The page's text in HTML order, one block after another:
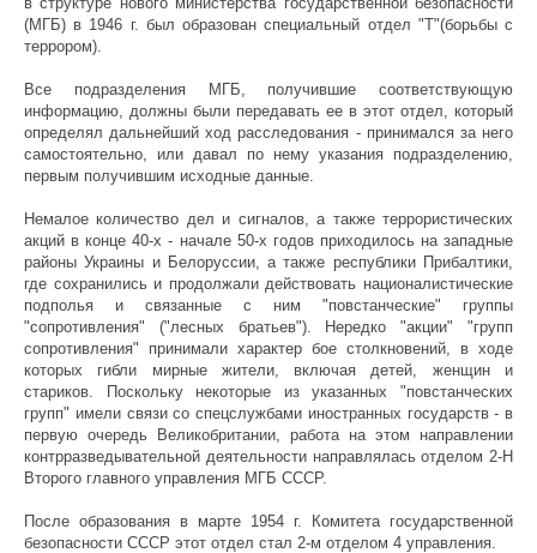
(МГБ) в 1946 г. был образован специальный отдел "Т"(борьбы с
террором).
Все подразделения МГБ, получившие соответствующую
информацию, должны были передавать ее в этот отдел, который
определял дальнейший ход расследования - принимался за него
самостоятельно, или давал по нему указания подразделению,
первым получившим исходные данные.
Немалое количество дел и сигналов, а также террористических
акций в конце 40-х - начале 50-х годов приходилось на западные
районы Украины и Белоруссии, а также республики Прибалтики,
где сохранились и продолжали действовать националистические
подполья и связанные с ним "повстанческие" группы
"сопротивления" ("лесных братьев"). Нередко "акции" "групп
сопротивления" принимали характер бое столкновений, в ходе
которых гибли мирные жители, включая детей, женщин и
стариков. Поскольку некоторые из указанных "повстанческих
групп" имели связи со спецслужбами иностранных государств - в
первую очередь Великобритании, работа на этом направлении
контрразведывательной деятельности направлялась отделом 2-Н
Второго главного управления МГБ СССР.
После образования в марте 1954 г. Комитета государственной
безопасности СССР этот отдел стал 2-м отделом 4 управления.